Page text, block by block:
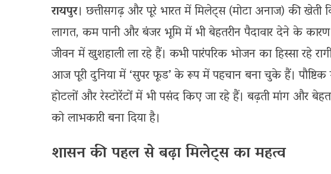
रायपुर। छत्तीसगढ़ और पूरे भारत में मिलेट्स (मोटा अनाज) की खेती
लागत, कम पानी और बंजर भूमि में भी बेहतरीन पैदावार देने के
जीवन में खुशहाली ला रहे हैं। कभी पारंपरिक भोजन का हिस्सा रहे
आज पूरी दुनिया में ‘सुपर फूड’ के रूप में पहचान बना चुके हैं।
होटलों और रेस्टोरेंटों में भी पसंद किए जा रहे हैं। बढ़ती मांग और
को लाभकारी बना दिया है।
शासन की पहल से बढ़ा मिलेट्स का महत्व